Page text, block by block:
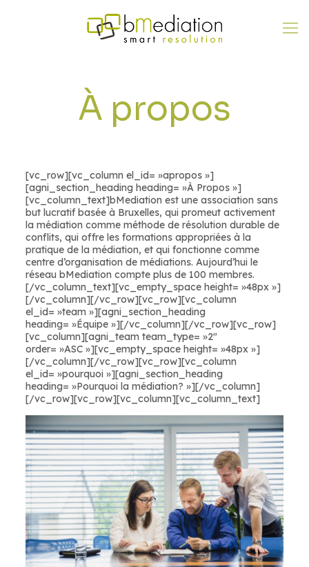
À propos
[vc_row][vc_column el_id= »apropos »]
[agni_section_heading heading= »À Propos »]
[vc_column_text]bMediation est une association sans
but lucratif basée à Bruxelles, qui promeut activement
la médiation comme méthode de résolution durable de
conflits, qui offre les formations appropriées à la
pratique de la médiation, et qui fonctionne comme
centre d’organisation de médiations. Aujourd’hui le
réseau bMediation compte plus de 100 membres.
[/vc_column_text][vc_empty_space height= »48px »]
[/vc_column][/vc_row][vc_row][vc_column
el_id= »team »][agni_section_heading
heading= »Équipe »][/vc_column][/vc_row][vc_row]
[vc_column][agni_team team_type= »2″
order= »ASC »][vc_empty_space height= »48px »]
[/vc_column][/vc_row][vc_row][vc_column
el_id= »pourquoi »][agni_section_heading
heading= »Pourquoi la médiation? »][/vc_column]
[/vc_row][vc_row][vc_column][vc_column_text]